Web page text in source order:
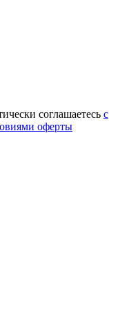
соглашаетесь с
оферты